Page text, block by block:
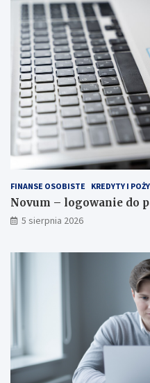
FINANSE OSOBISTE KREDYTY I
Novum – logowanie do
5 sierpnia 2026